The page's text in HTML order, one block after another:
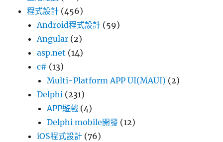
程式設計 (456)
Android程式設計 (59)
Angular (2)
asp.net (14)
c# (13)
Multi-Platform APP UI(MAUI) (2)
Delphi (231)
APP遊戲 (4)
Delphi mobile開發 (12)
iOS程式設計 (76)